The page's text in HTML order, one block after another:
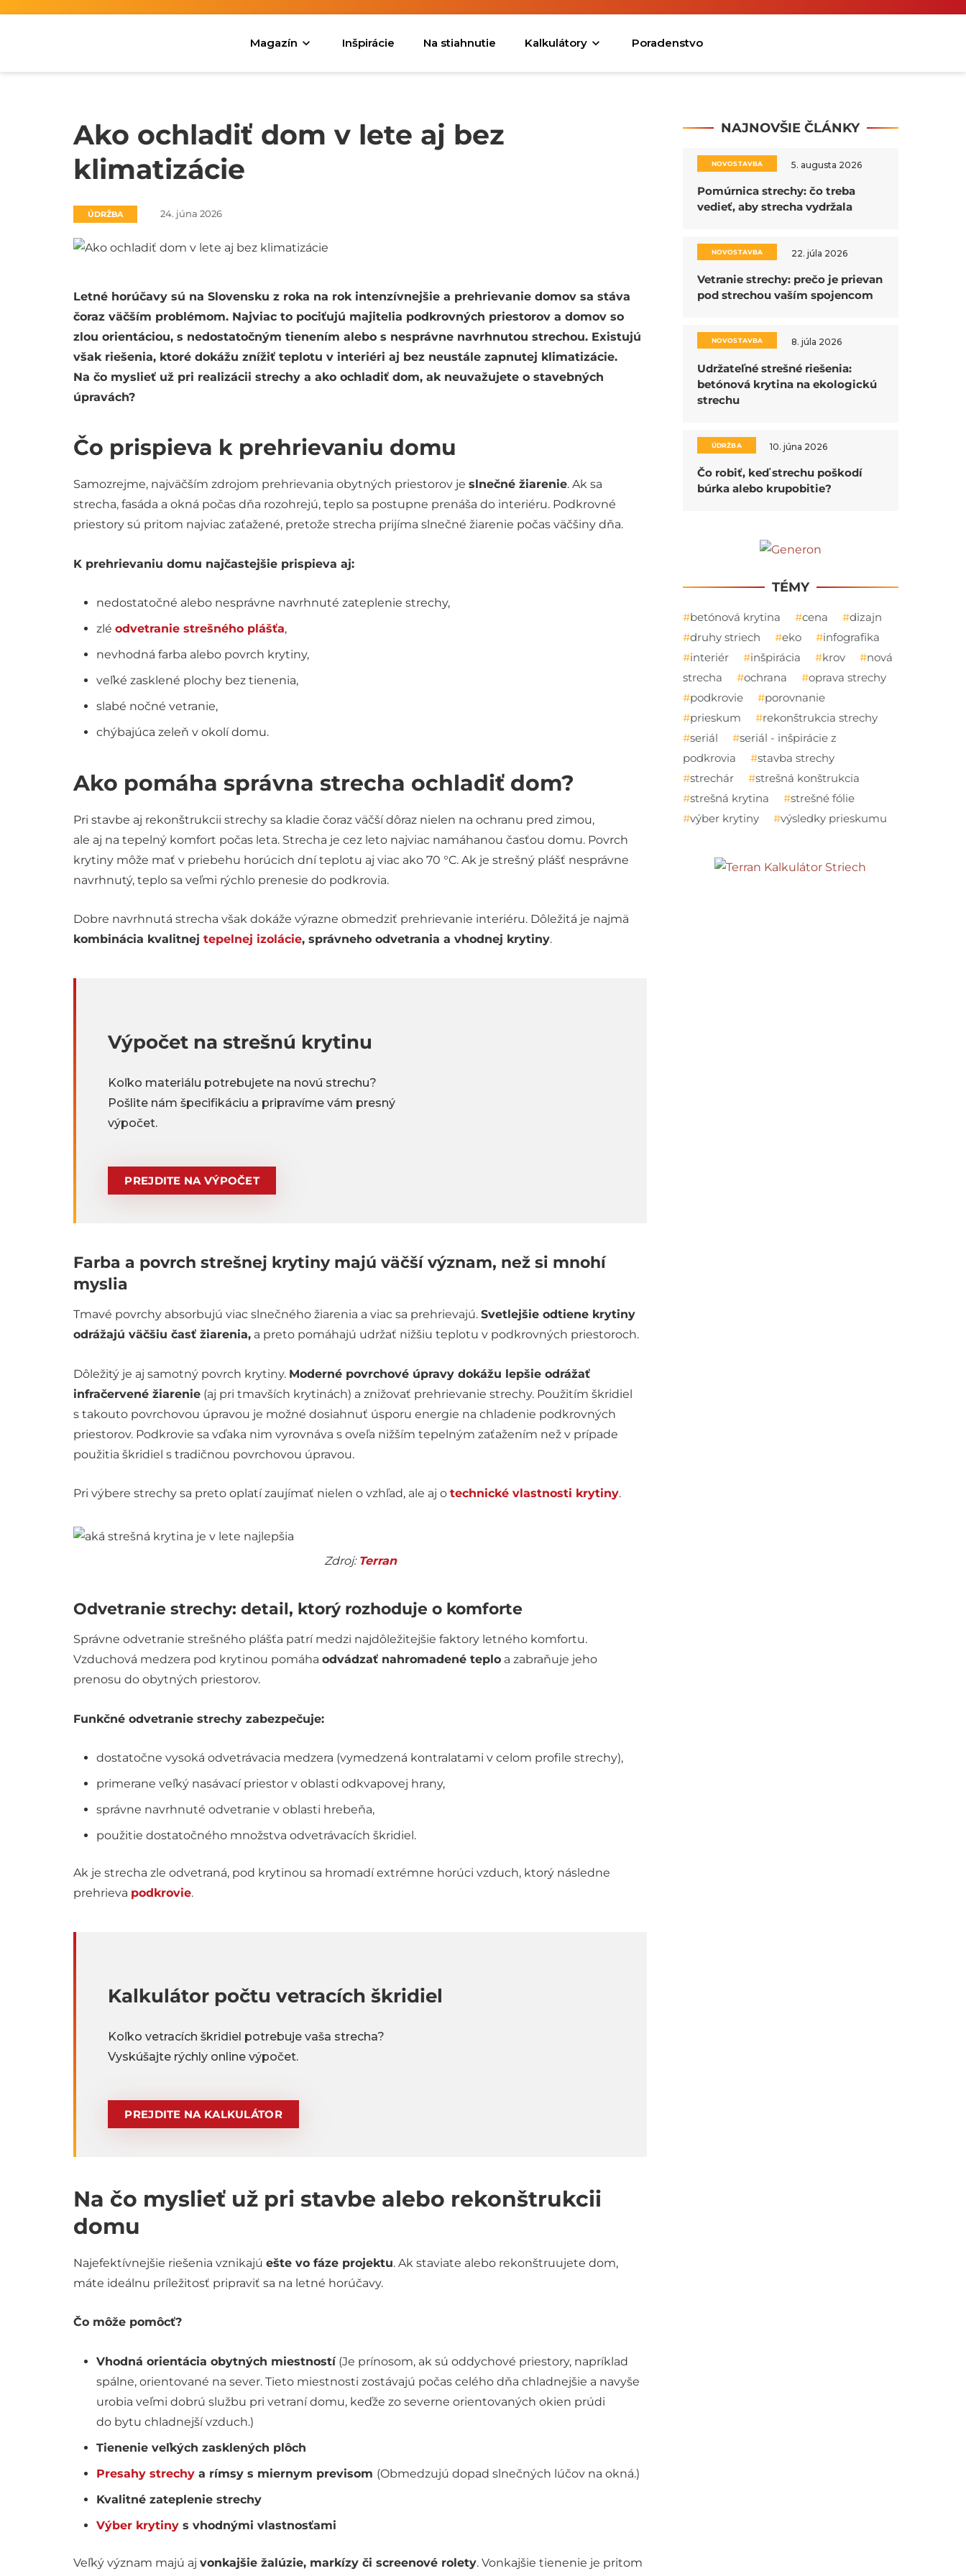
Magazín Inšpirácie Na stiahnutie Kalkulátory Poradenstvo
Ako ochladiť dom v lete aj bez
klimatizácie
ÚDRŽBA 24. júna 2026
Letné horúčavy sú na Slovensku z roka na rok intenzívnejšie a prehrievanie domov sa stáva
čoraz väčším problémom. Najviac to pociťujú majitelia podkrovných priestorov a domov so
zlou orientáciou, s nedostatočným tienením alebo s nesprávne navrhnutou strechou. Existujú
však riešenia, ktoré dokážu znížiť teplotu v interiéri aj bez neustále zapnutej klimatizácie.
Na čo myslieť už pri realizácii strechy a ako ochladiť dom, ak neuvažujete o stavebných
úpravách?
Čo prispieva k prehrievaniu domu
Samozrejme, najväčším zdrojom prehrievania obytných priestorov je slnečné žiarenie. Ak sa
strecha, fasáda a okná počas dňa rozohrejú, teplo sa postupne prenáša do interiéru. Podkrovné
priestory sú pritom najviac zaťažené, pretože strecha prijíma slnečné žiarenie počas väčšiny dňa.
K prehrievaniu domu najčastejšie prispieva aj:
nedostatočné alebo nesprávne navrhnuté zateplenie strechy,
zlé odvetranie strešného plášťa,
nevhodná farba alebo povrch krytiny,
veľké zasklené plochy bez tienenia,
slabé nočné vetranie,
chýbajúca zeleň v okolí domu.
Ako pomáha správna strecha ochladiť dom?
Pri stavbe aj rekonštrukcii strechy sa kladie čoraz väčší dôraz nielen na ochranu pred zimou,
ale aj na tepelný komfort počas leta. Strecha je cez leto najviac namáhanou časťou domu. Povrch
krytiny môže mať v priebehu horúcich dní teplotu aj viac ako 70 °C. Ak je strešný plášť nesprávne
navrhnutý, teplo sa veľmi rýchlo prenesie do podkrovia.
Dobre navrhnutá strecha však dokáže výrazne obmedziť prehrievanie interiéru. Dôležitá je najmä
kombinácia kvalitnej tepelnej izolácie, správneho odvetrania a vhodnej krytiny.
Výpočet na strešnú krytinu
Koľko materiálu potrebujete na novú strechu?
Pošlite nám špecifikáciu a pripravíme vám presný
výpočet.
PREJDITE NA VÝPOČET
Farba a povrch strešnej krytiny majú väčší význam, než si mnohí
myslia
Tmavé povrchy absorbujú viac slnečného žiarenia a viac sa prehrievajú. Svetlejšie odtiene krytiny
odrážajú väčšiu časť žiarenia, a preto pomáhajú udržať nižšiu teplotu v podkrovných priestoroch.
Dôležitý je aj samotný povrch krytiny. Moderné povrchové úpravy dokážu lepšie odrážať
infračervené žiarenie (aj pri tmavších krytinách) a znižovať prehrievanie strechy. Použitím škridiel
s takouto povrchovou úpravou je možné dosiahnuť úsporu energie na chladenie podkrovných
priestorov. Podkrovie sa vďaka nim vyrovnáva s oveľa nižším tepelným zaťažením než v prípade
použitia škridiel s tradičnou povrchovou úpravou.
Pri výbere strechy sa preto oplatí zaujímať nielen o vzhľad, ale aj o technické vlastnosti krytiny.
Zdroj: Terran
Odvetranie strechy: detail, ktorý rozhoduje o komforte
Správne odvetranie strešného plášťa patrí medzi najdôležitejšie faktory letného komfortu.
Vzduchová medzera pod krytinou pomáha odvádzať nahromadené teplo a zabraňuje jeho
prenosu do obytných priestorov.
Funkčné odvetranie strechy zabezpečuje:
dostatočne vysoká odvetrávacia medzera (vymedzená kontralatami v celom profile strechy),
primerane veľký nasávací priestor v oblasti odkvapovej hrany,
správne navrhnuté odvetranie v oblasti hrebeňa,
použitie dostatočného množstva odvetrávacích škridiel.
Ak je strecha zle odvetraná, pod krytinou sa hromadí extrémne horúci vzduch, ktorý následne
prehrieva podkrovie.
Kalkulátor počtu vetracích škridiel
Koľko vetracích škridiel potrebuje vaša strecha?
Vyskúšajte rýchly online výpočet.
PREJDITE NA KALKULÁTOR
Na čo myslieť už pri stavbe alebo rekonštrukcii
domu
Najefektívnejšie riešenia vznikajú ešte vo fáze projektu. Ak staviate alebo rekonštruujete dom,
máte ideálnu príležitosť pripraviť sa na letné horúčavy.
Čo môže pomôcť?
Vhodná orientácia obytných miestností(Je prínosom, ak sú oddychové priestory, napríklad
spálne, orientované na sever. Tieto miestnosti zostávajú počas celého dňa chladnejšie a navyše
urobia veľmi dobrú službu pri vetraní domu, keďže zo severne orientovaných okien prúdi
do bytu chladnejší vzduch.)
Tienenie veľkých zasklených plôch
Presahy strechy a rímsy s miernym previsom (Obmedzujú dopad slnečných lúčov na okná.)
Kvalitné zateplenie strechy
Výber krytiny s vhodnými vlastnosťami
Veľký význam majú aj vonkajšie žalúzie, markízy či screenové rolety. Vonkajšie tienenie je pritom
NAJNOVŠIE ČLÁNKY
NOVOSTAVBA 5. augusta 2026
Pomúrnica strechy: čo treba
vedieť, aby strecha vydržala
NOVOSTAVBA 22. júla 2026
Vetranie strechy: prečo je prievan
pod strechou vaším spojencom
NOVOSTAVBA 8. júla 2026
Udržateľné strešné riešenia:
betónová krytina na ekologickú
strechu
ÚDRŽBA 10. júna 2026
Čo robiť, keď strechu poškodí
búrka alebo krupobitie?
TÉMY
betónová krytina cena
dizajn
druhy striech
eko
infografika
interiér
inšpirácia krov
nová
strecha
ochrana
oprava strechy
podkrovie
porovnanie
prieskum
rekonštrukcia strechy
seriál
seriál - inšpirácie z
podkrovia
stavba strechy
strechár
strešná konštrukcia
strešná krytina
strešné fólie
výber krytiny
výsledky prieskumu